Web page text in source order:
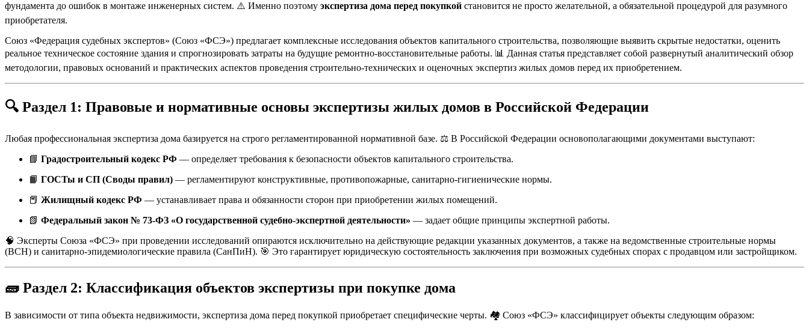
фундамента до ошибок в монтаже инженерных систем. ⚠️ Именно поэтому экспертиза дома перед покупкой становится не просто желательной, а обязательной процедурой для разумного
приобретателя.
Союз «Федерация судебных экспертов» (Союз «ФСЭ») предлагает комплексные исследования объектов капитального строительства, позволяющие выявить скрытые недостатки, оценить
реальное техническое состояние здания и спрогнозировать затраты на будущие ремонтно-восстановительные работы. 📊 Данная статья представляет собой развернутый аналитический обзор
методологии, правовых оснований и практических аспектов проведения строительно-технических и оценочных экспертиз жилых домов перед их приобретением.
🔍 Раздел 1: Правовые и нормативные основы экспертизы жилых домов в Российской Федерации
Любая профессиональная экспертиза дома базируется на строго регламентированной нормативной базе. ⚖️ В Российской Федерации основополагающими документами выступают:
📘 Градостроительный кодекс РФ — определяет требования к безопасности объектов капитального строительства.
📙 ГОСТы и СП (Своды правил) — регламентируют конструктивные, противопожарные, санитарно-гигиенические нормы.
📕 Жилищный кодекс РФ — устанавливает права и обязанности сторон при приобретении жилых помещений.
📗 Федеральный закон № 73-ФЗ «О государственной судебно-экспертной деятельности» — задает общие принципы экспертной работы.
🧠 Эксперты Союза «ФСЭ» при проведении исследований опираются исключительно на действующие редакции указанных документов, а также на ведомственные строительные нормы
(ВСН) и санитарно-эпидемиологические правила (СанПиН). 🎯 Это гарантирует юридическую состоятельность заключения при возможных судебных спорах с продавцом или застройщиком.
🧱 Раздел 2: Классификация объектов экспертизы при покупке дома
В зависимости от типа объекта недвижимости, экспертиза дома перед покупкой приобретает специфические черты. 🏘️ Союз «ФСЭ» классифицирует объекты следующим образом: